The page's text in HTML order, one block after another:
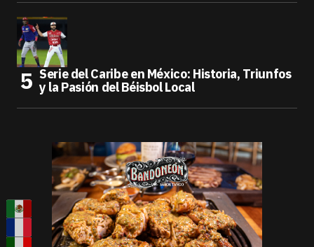
Serie del Caribe en México: Historia, Triunfos
y la Pasión del Béisbol Local